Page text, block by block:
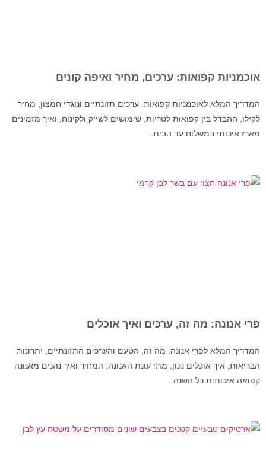
אוכמניות קפואות: ערכים, מחיר ואיפה קונים
המדריך המלא לאוכמניות קפואות: ערכים תזונתיים ונוגדי חמצון, מחיר
לקילו, ההבדל בין קפואות לטריות, שימושים לשייק ולקינוח, ואיך מזמינים
מארז איכותי במשלוח עד הבית.
פרי אנונה: מה זה, ערכים ואיך אוכלים
המדריך המלא לפרי אנונה: מה זה, הטעם והערכים התזונתיים, יתרונות
הבריאות, איך אוכלים נכון, מתי עונת האנונה, המחיר ואיך נהנים מאנונה
קפואה איכותית כל השנה.